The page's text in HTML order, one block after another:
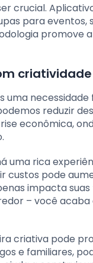
crucial.
para
promove
criatividade
uma
reduzir
econômica,
uma rica
custos pode
impacta
– você
criativa pode
e familiares,